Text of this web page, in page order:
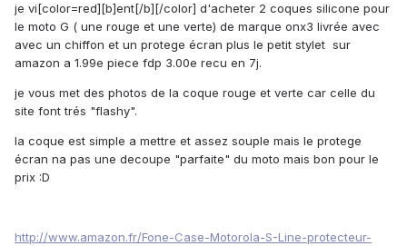
je vi[color=red][b]ent[/b][/color] d'acheter 2 coques silicone pour
le moto G ( une rouge et une verte) de marque onx3 livrée avec
avec un chiffon et un protege écran plus le petit stylet sur
amazon a 1.99e piece fdp 3.00e recu en 7j.
je vous met des photos de la coque rouge et verte car celle du
site font trés "flashy".
la coque est simple a mettre et assez souple mais le protege
écran na pas une decoupe "parfaite" du moto mais bon pour le
prix :D
http://www.amazon.fr/Fone-Case-Motorola-S-Line-protecteur-